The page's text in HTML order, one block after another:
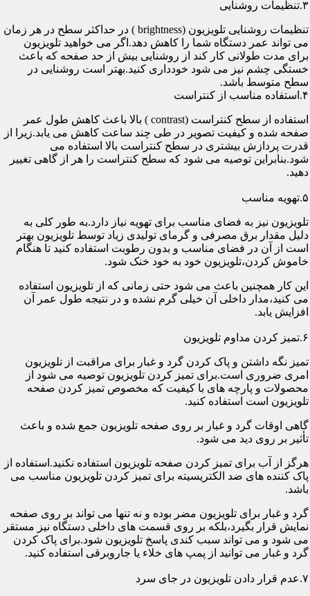
۳.تنظیمات روشنایی
تنظیمات روشنایی تلویزیون (brightness ) در حداکثر سطح در هر زمان
می تواند عمر دستگاه شما را کاهش دهد.اگر می خواهید تلویزیون
برای مدت طولانی کار کند از روشنایی بیش از حد صفحه که باعث
خستگی چشم نیز می شود خودداری کنید.بهتر است روشنایی در
سطح متوسط باشد.
۴.استفاده مناسب از کنتراست
استفاده از سطح کنتراست (contrast ) بالا باعث کاهش طول عمر
صفحه شده و کیفیت تصویر در طی چند ساعت کاهش می یابد.زیرا از
قدرت پردازش بیشتری در سطح کنتراست بالا استفاده می
شود.بنابراین توصیه می شود که سطح کنتراست را هر از گاهی تغییر
دهید.
۵.تهویه مناسب
تلویزیون نیز به فضای مناسب برای تهویه نیاز دارد.به طور کلی به
دلیل مقدار برق مصرفی و گرمای تولیدی زیاد توسط تلویزیون بهتر
است از آن در فضای مناسب و بدون رطوبت استفاده کنید تا هنگام
خاموش کردن،تلویزیون خود به خود خنک شود.
این کار همچنین باعث می شود حتی زمانی که از تلویزیون استفاده
می کنید،مدار داخلی آن خیلی گرم نشده و در نتیجه طول عمر آن
افزایش یابد.
۶.تمیز کردن مداوم تلویزیون
تمیز نگه داشتن و پاک کردن گرد و غبار برای مراقبت از تلویزیون
امری ضروری است.برای تمیز کردن تلویزیون توصیه می شود از
محصولات و پارچه های با کیفیت که مخصوص تمیز کردن صفحه
تلویزیون است استفاده کنید.
گاهی اوقات گرد و غبار بر روی صفحه تلویزیون جمع شده و باعث
تأثیر بر روی دید می شود.
هرگز از آب برای تمیز کردن صفحه تلویزیون استفاده نکنید.استفاده از
پاک کننده های ضد الکتریسیته برای تمیز کردن تلویزیون مناسب می
باشد.
گرد و غبار برای تلویزیون مضر بوده و نه تنها می تواند بر روی صفحه
نمایش قرار بگیرد،بلکه بر روی قسمت های داخلی دستگاه نیز مستقر
می شود و می تواند سبب کندی پاسخ تلویزیون شود.برای پاک کردن
گرد و غبار می توانید از پمپ های خلاء یا جاروبرقی استفاده کنید.
۷.عدم قرار دادن تلویزیون در جای سرد